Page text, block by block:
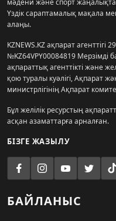
Үздік сараптамалық мақала
алаңы.
KZNEWS.KZ ақпарат агенттігі
№KZ64VPY00084819 Мерзімді
ақпараттық агенттікті және
қою туралы куәлігі, Ақпарат
министрлігінің Ақпарат
Бұл желілік ресурстың
асқан азаматтарға арналған.
БІЗГЕ ЖАЗЫЛУ
БАЙЛАНЫС